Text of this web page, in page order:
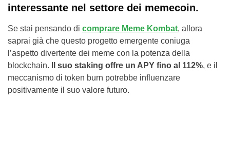
interessante nel settore dei memecoin.
Se stai pensando di comprare Meme Kombat, allora
saprai già che questo progetto emergente coniuga
l’aspetto divertente dei meme con la potenza della
blockchain.
Il suo staking offre un APY fino al 112%, e il
meccanismo di token burn potrebbe influenzare
positivamente il suo valore futuro.